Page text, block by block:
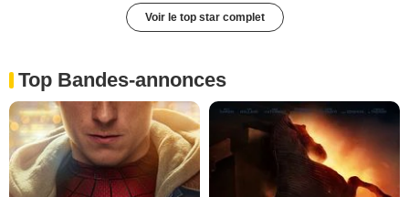
Voir le top star complet
Top Bandes-annonces